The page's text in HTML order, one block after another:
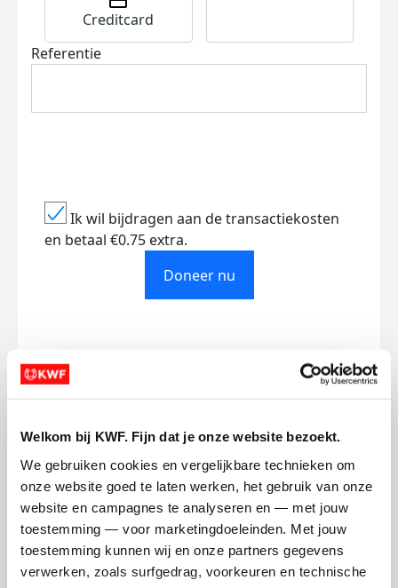
Welkom bij KWF. Fijn dat je onze website bezoekt.
We gebruiken cookies en vergelijkbare technieken om
onze website goed te laten werken, het gebruik van onze
website en campagnes te analyseren en — met jouw
toestemming — voor marketingdoeleinden. Met jouw
toestemming kunnen wij en onze partners gegevens
verwerken, zoals surfgedrag, voorkeuren en technische
Creditcard
Referentie
Ik wil bijdragen aan de transactiekosten
en betaal €0.75 extra.
Doneer nu
Opgehaald Streefbedrag
Doneer
Bas's badges